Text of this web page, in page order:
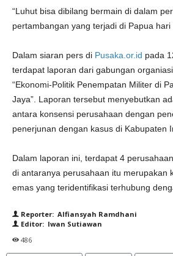
“Luhut bisa dibilang bermain di dalam
pertambangan yang terjadi di Papua hari
Dalam siaran pers di Pusaka.or.id pada
terdapat laporan dari gabungan
“Ekonomi-Politik Penempatan Militer di
Jaya”. Laporan tersebut menyebutkan
antara konsensi perusahaan dengan
penerjunan dengan kasus di Kabupaten
Dalam laporan ini, terdapat 4
di antaranya perusahaan itu merupakan
emas yang teridentifikasi terhubung
Reporter: Alfiansyah Ramdhani
Editor: Iwan Sutiawan
486